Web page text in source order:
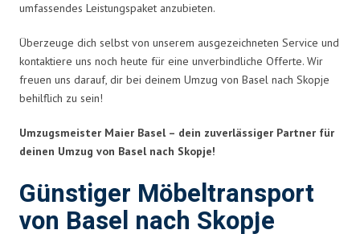
umfassendes Leistungspaket anzubieten.
Überzeuge dich selbst von unserem ausgezeichneten Service und
kontaktiere uns noch heute für eine unverbindliche Offerte. Wir
freuen uns darauf, dir bei deinem Umzug von Basel nach Skopje
behilflich zu sein!
Umzugsmeister Maier Basel – dein zuverlässiger Partner für
deinen Umzug von Basel nach Skopje!
Günstiger Möbeltransport
von Basel nach Skopje